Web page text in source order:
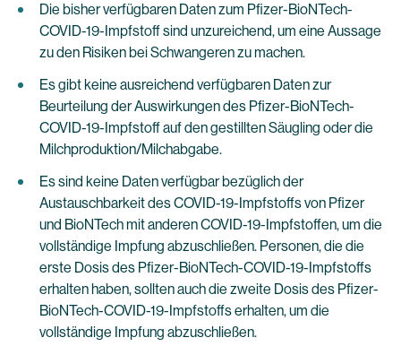
Die bisher verfügbaren Daten zum Pfizer-BioNTech-
COVID-19-Impfstoff sind unzureichend, um eine Aussage
zu den Risiken bei Schwangeren zu machen.
Es gibt keine ausreichend verfügbaren Daten zur
Beurteilung der Auswirkungen des Pfizer-BioNTech-
COVID-19-Impfstoff auf den gestillten Säugling oder die
Milchproduktion/Milchabgabe.
Es sind keine Daten verfügbar bezüglich der
Austauschbarkeit des COVID-19-Impfstoffs von Pfizer
und BioNTech mit anderen COVID-19-Impfstoffen, um die
vollständige Impfung abzuschließen. Personen, die die
erste Dosis des Pfizer-BioNTech-COVID-19-Impfstoffs
erhalten haben, sollten auch die zweite Dosis des Pfizer-
BioNTech-COVID-19-Impfstoffs erhalten, um die
vollständige Impfung abzuschließen.